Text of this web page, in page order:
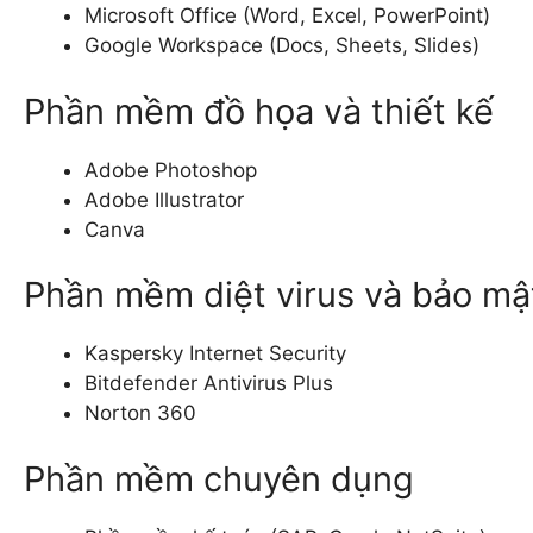
Microsoft Office (Word, Excel, PowerPoint)
Google Workspace (Docs, Sheets, Slides)
Phần mềm đồ họa và thiết kế
Adobe Photoshop
Adobe Illustrator
Canva
Phần mềm diệt virus và bảo
Kaspersky Internet Security
Bitdefender Antivirus Plus
Norton 360
Phần mềm chuyên dụng